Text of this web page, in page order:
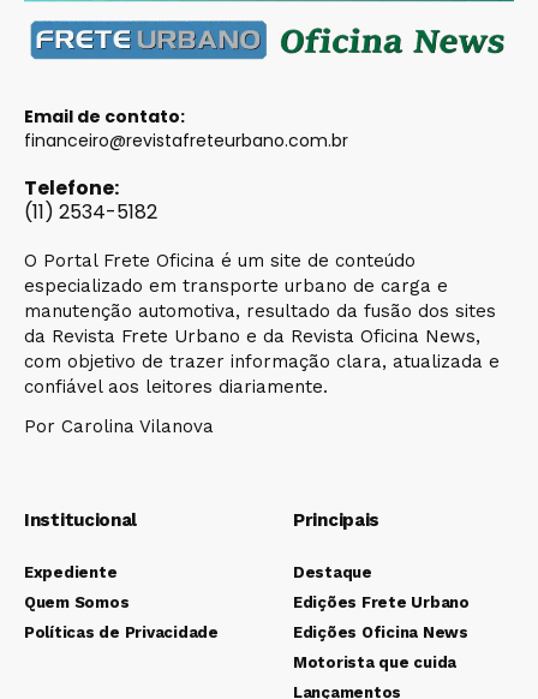
Email de contato:
financeiro@revistafreteurbano.com.br
Telefone:
(11) 2534-5182
O Portal Frete Oficina é um site de conteúdo
especializado em transporte urbano de carga e
manutenção automotiva, resultado da fusão dos sites
da Revista Frete Urbano e da Revista Oficina News,
com objetivo de trazer informação clara, atualizada e
confiável aos leitores diariamente.
Por Carolina Vilanova
Institucional
Expediente
Quem Somos
Políticas de Privacidade
Principais
Destaque
Edições Frete Urbano
Edições Oficina News
Motorista que cuida
Lançamentos